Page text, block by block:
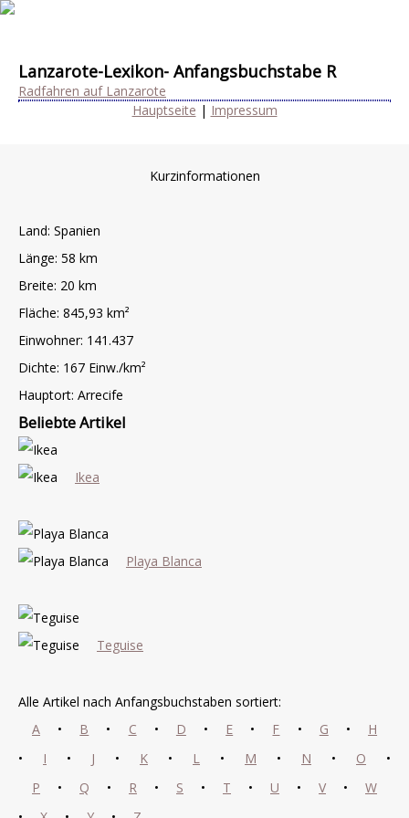
Lanzarote-Lexikon- Anfangsbuchstabe R
Radfahren auf Lanzarote
Hauptseite | Impressum
Kurzinformationen
Land: Spanien
Länge: 58 km
Breite: 20 km
Fläche: 845,93 km²
Einwohner: 141.437
Dichte: 167 Einw./km²
Hauptort: Arrecife
Beliebte Artikel
Ikea
Playa Blanca
Teguise
Alle Artikel nach Anfangsbuchstaben sortiert:
A
• B • C • D • E • F • G •
H
•
I • J • K • L • M • N • O
•
P
• Q • R • S • T • U • V •
W